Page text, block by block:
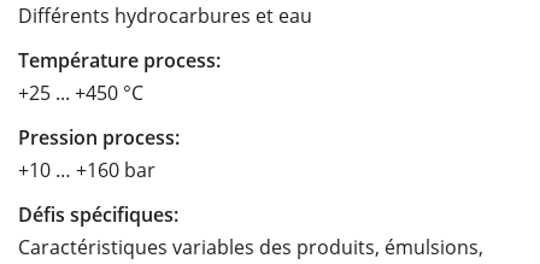
Différents hydrocarbures et eau
Température process:
+25 ... +450 °C
Pression process:
+10 … +160 bar
Défis spécifiques:
Caractéristiques variables des produits, émulsions,